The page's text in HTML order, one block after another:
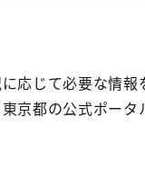
応じて必要な情
京都の公式ポータ